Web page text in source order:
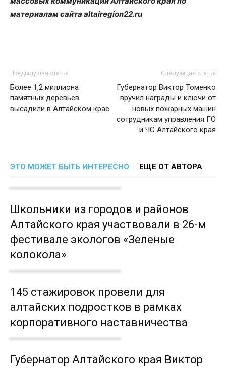
материалам сайта altairegion22.ru
Предыдущая статья
Более 1,2 миллиона
памятных деревьев
высадили в Алтайском крае
Следующая статья
Губернатор Виктор Томенко
вручил награды и ключи от
новых пожарных машин
сотрудникам управления ГО
и ЧС Алтайского края
ЭТО МОЖЕТ БЫТЬ ИНТЕРЕСНО ЕЩЕ ОТ АВТОРА
Школьники из городов и районов
Алтайского края участвовали в 26-м
фестивале экологов «Зеленые
колокола»
145 стажировок провели для
алтайских подростков в рамках
корпоративного наставничества
Губернатор Алтайского края Виктор